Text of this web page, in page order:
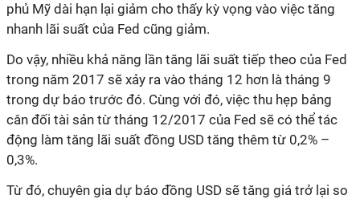
phủ Mỹ dài hạn lại giảm cho thấy kỳ vọng vào việc tăng
nhanh lãi suất của Fed cũng giảm.
Do vậy, nhiều khả năng lần tăng lãi suất tiếp theo của Fed
trong năm 2017 sẽ xảy ra vào tháng 12 hơn là tháng 9
trong dự báo trước đó. Cùng với đó, việc thu hẹp bảng
cân đối tài sản từ tháng 12/2017 của Fed sẽ có thể tác
động làm tăng lãi suất đồng USD tăng thêm từ 0,2% –
0,3%.
Từ đó, chuyên gia dự báo đồng USD sẽ tăng giá trở lại so